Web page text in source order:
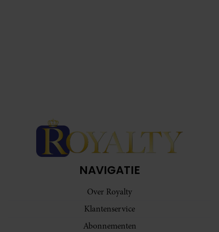
NAVIGATIE
Over Royalty
Klantenservice
Abonnementen